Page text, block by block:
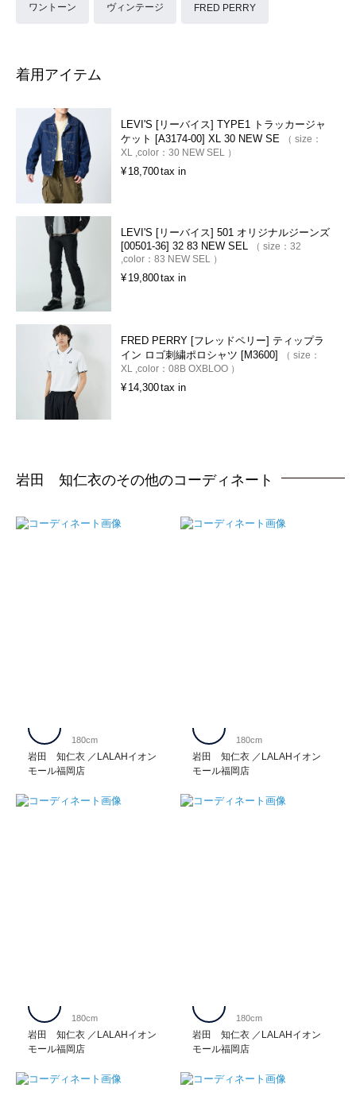
ワントーン ヴィンテージ FRED PERRY
着用アイテム
LEVI'S [リーバイス] TYPE1 トラッカージャ
ケット [A3174-00] XL 30 NEW SE
size：
XL
color： 30 NEW SEL
¥ 18,700tax in
LEVI'S [リーバイス] 501 オリジナルジーンズ
[00501-36] 32 83 NEW SEL
size： 32
color： 83 NEW SEL
¥ 19,800tax in
FRED PERRY [フレッドペリー] ティップラ
イン ロゴ刺繍ポロシャツ [M3600]
size：
XL
color： 08B OXBLOO
¥ 14,300tax in
岩田 知仁衣のその他のコーディネート
岩田 知仁衣
LALAHイオン
モール福岡店
180cm
岩田 知仁衣
LALAHイオン
モール福岡店
180cm
岩田 知仁衣
LALAHイオン
モール福岡店
180cm
岩田 知仁衣
LALAHイオン
モール福岡店
180cm